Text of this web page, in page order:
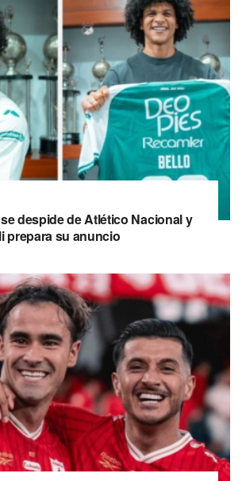
despide de Atlético Nacional y
prepara su anuncio